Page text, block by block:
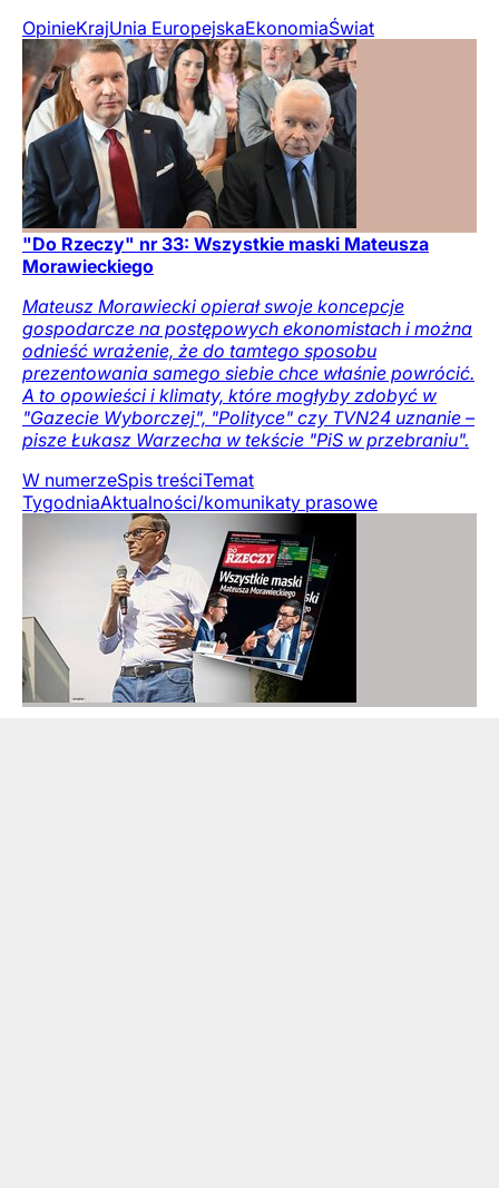
OpinieKrajUnia EuropejskaEkonomiaŚwiat
"Do Rzeczy" nr 33: Wszystkie maski Mateusza
Morawieckiego
Mateusz Morawiecki opierał swoje koncepcje
gospodarcze na postępowych ekonomistach i można
odnieść wrażenie, że do tamtego sposobu
prezentowania samego siebie chce właśnie powrócić.
A to opowieści i klimaty, które mogłyby zdobyć w
"Gazecie Wyborczej", "Polityce" czy TVN24 uznanie –
pisze Łukasz Warzecha w tekście "PiS w przebraniu".
W numerzeSpis treściTemat
TygodniaAktualności/komunikaty prasowe